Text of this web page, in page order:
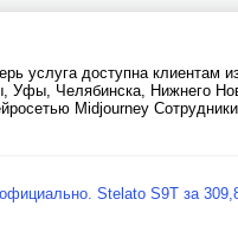
услуга доступна клиентам
Уфы, Челябинска, Нижнего
Midjourney
Stelato S9T за